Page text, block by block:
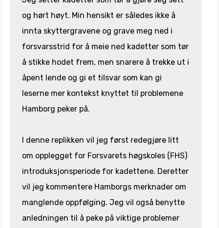
og hørt høyt. Min hensikt er således ikke å
innta skyttergravene og grave meg ned i
forsvarsstrid for å meie ned kadetter som tør
å stikke hodet frem, men snarere å trekke ut i
åpent lende og gi et tilsvar som kan gi
leserne mer kontekst knyttet til problemene
Hamborg peker på.
I denne replikken vil jeg først redegjøre litt
om opplegget for Forsvarets høgskoles (FHS)
introduksjonsperiode for kadettene. Deretter
vil jeg kommentere Hamborgs merknader om
manglende oppfølging. Jeg vil også benytte
anledningen til å peke på viktige problemer